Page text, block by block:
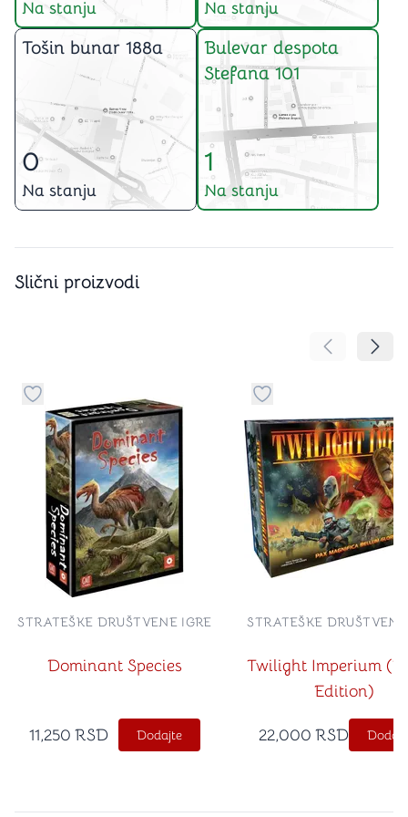
Na stanju Na stanju
Tošin bunar 188a
0
Na stanju
Bulevar despota
Stefana 101
1
Na stanju
Slični proizvodi
Pomeranje
Dugme za dodavanje stvari u kategoriju omiljeno
Dominant Species
STRATEŠKE DRUŠTVENE IGRE
11,250 RSD Dodajte
Dugme za dodavanje
Twilight Imperium
Edition)
STRATEŠKE
22,000 RSD